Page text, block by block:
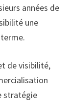
années de
une
de visibilité,
stratégie